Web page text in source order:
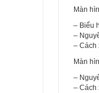
Màn
– Biểu
–
– Cách
Màn
–
– Cách